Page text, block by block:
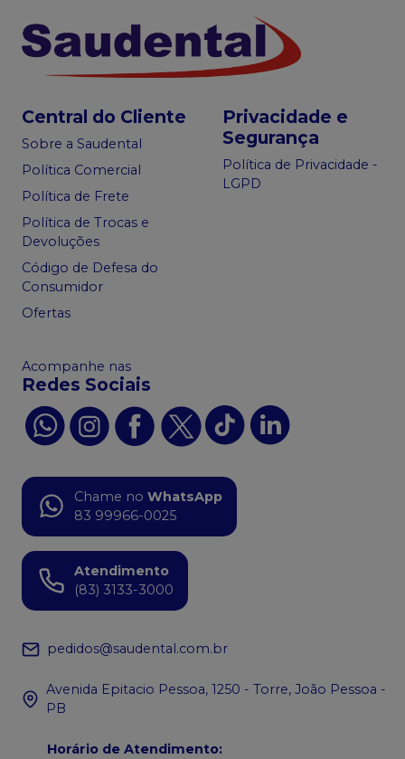
Central do Cliente
Sobre a Saudental
Política Comercial
Política de Frete
Política de Trocas e
Devoluções
Código de Defesa do
Consumidor
Ofertas
Privacidade e
Segurança
Política de Privacidade -
LGPD
Acompanhe nas
Redes Sociais
Chame no WhatsApp
83 99966-0025
Atendimento
(83) 3133-3000
pedidos@saudental.com.br
Avenida Epitacio Pessoa, 1250 - Torre, João Pessoa -
PB
Horário de Atendimento: